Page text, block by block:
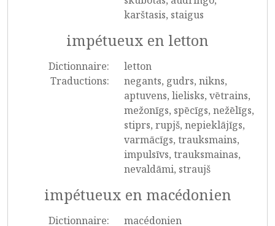
karštasis, staigus
impétueux en letton
Dictionnaire:
letton
Traductions:
negants, gudrs, nikns,
aptuvens, lielisks, vētrains,
mežonīgs, spēcīgs, nežēlīgs,
stiprs, rupjš, nepieklājīgs,
varmācīgs, trauksmains,
impulsīvs, trauksmainas,
nevaldāmi, straujš
impétueux en macédonien
Dictionnaire:
macédonien